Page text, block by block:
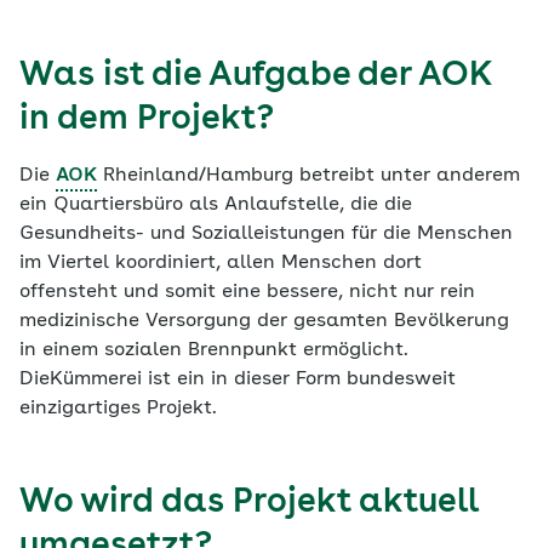
Was ist die Aufgabe der AOK
in dem Projekt?
Die AOK Rheinland/Hamburg betreibt unter anderem
ein Quartiersbüro als Anlaufstelle, die die
Gesundheits- und Sozialleistungen für die Menschen
im Viertel koordiniert, allen Menschen dort
offensteht und somit eine bessere, nicht nur rein
medizinische Versorgung der gesamten Bevölkerung
in einem sozialen Brennpunkt ermöglicht.
DieKümmerei ist ein in dieser Form bundesweit
einzigartiges Projekt.
Wo wird das Projekt aktuell